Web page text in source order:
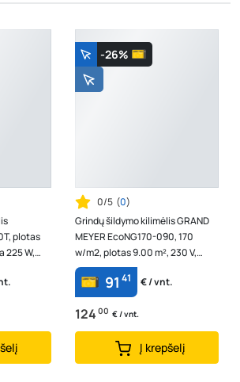
plotas
225 W,
-26%
0/5 (0)
Grindų šildymo kilimėlis GRAND
MEYER EcoNG170-090, 170
w/m2, plotas 9.00 m², 230 V,
galia 1530 W
91 41 € / vnt.
124 00 € / vnt.
Į krepšelį